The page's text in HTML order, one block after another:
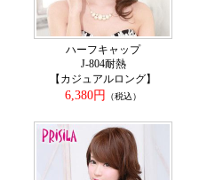
ハーフキャップ
J-804耐熱
【カジュアルロング】
6,380円
（税込）